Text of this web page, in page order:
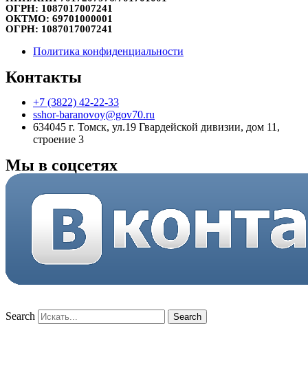
ОГРН: 1087017007241
ОКТМО: 69701000001
ОГРН: 1087017007241
Политика конфиденциальности
Контакты
+7 (3822) 42-22-33
sshor-baranovoy@gov70.ru
634045 г. Томск, ул.19 Гвардейской дивизии, дом 11,
строение 3
Мы в соцсетях
Search Search